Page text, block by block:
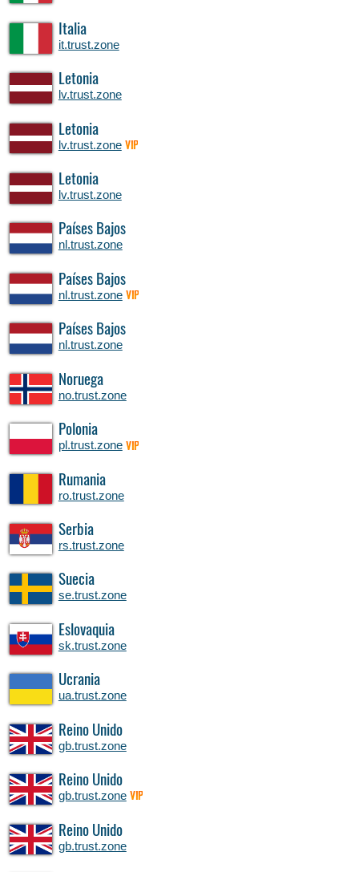
Italia
it.trust.zone
Letonia
lv.trust.zone
Letonia
lv.trust.zone VIP
Letonia
lv.trust.zone
Países Bajos
nl.trust.zone
Países Bajos
nl.trust.zone VIP
Países Bajos
nl.trust.zone
Noruega
no.trust.zone
Polonia
pl.trust.zone VIP
Rumania
ro.trust.zone
Serbia
rs.trust.zone
Suecia
se.trust.zone
Eslovaquia
sk.trust.zone
Ucrania
ua.trust.zone
Reino Unido
gb.trust.zone
Reino Unido
gb.trust.zone VIP
Reino Unido
gb.trust.zone